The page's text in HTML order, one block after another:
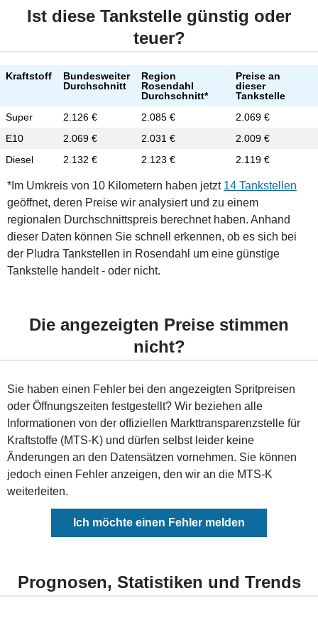
Ist diese Tankstelle günstig oder
teuer?
Kraftstoff
Bundesweiter
Durchschnitt
Region
Rosendahl
Durchschnitt*
Preise an
dieser
Tankstelle
Super
2.126 € 2.085 €
2.069 €
E10
2.069 € 2.031 €
2.009 €
Diesel
2.132 € 2.123 € 2.119 €
*Im Umkreis von 10 Kilometern haben jetzt 14 Tankstellen
geöffnet, deren Preise wir analysiert und zu einem
regionalen Durchschnittspreis berechnet haben. Anhand
dieser Daten können Sie schnell erkennen, ob es sich bei
der Pludra Tankstellen in Rosendahl um eine günstige
Tankstelle handelt - oder nicht.
Die angezeigten Preise stimmen
nicht?
Sie haben einen Fehler bei den angezeigten Spritpreisen
oder Öffnungszeiten festgestellt? Wir beziehen alle
Informationen von der offiziellen Markttransparenzstelle für
Kraftstoffe (MTS-K) und dürfen selbst leider keine
Änderungen an den Datensätzen vornehmen. Sie können
jedoch einen Fehler anzeigen, den wir an die MTS-K
weiterleiten.
Ich möchte einen Fehler melden
Prognosen, Statistiken und Trends